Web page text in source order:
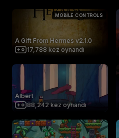
MOBILE CONTROLS
A Gift From Hermes v2.1.0
17,788 kez oynandı
Albert
88,242 kez oynandı